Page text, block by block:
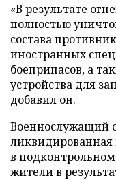
«В результате
полностью
состава
иностранных
боеприпасов, а
устройства для
добавил он.
Военнослужащий
в
жители в